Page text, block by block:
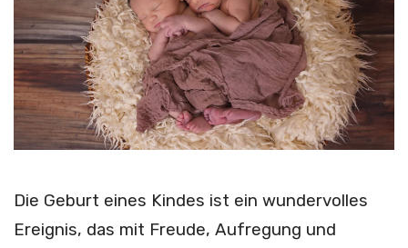
Die Geburt eines Kindes ist ein wundervolles
Ereignis, das mit Freude, Aufregung und